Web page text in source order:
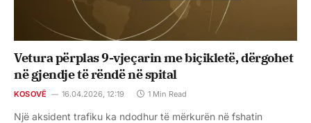
Vetura përplas 9-vjeçarin me biçikletë, dërgohet
në gjendje të rëndë në spital
KOSOVË 16.04.2026, 12:19 1 Min Read
Një aksident trafiku ka ndodhur të mërkurën në fshatin